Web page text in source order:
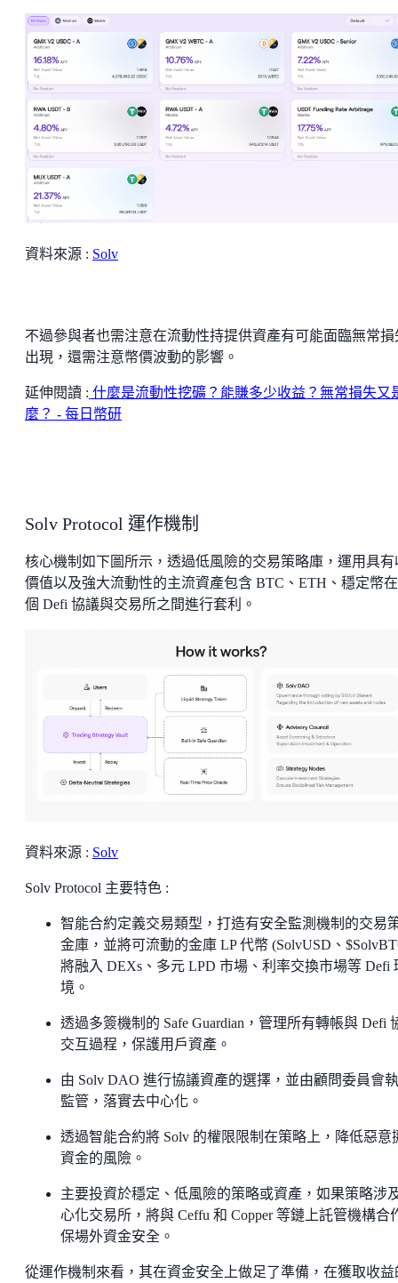
資料來源 : Solv
不過參與者也需注意在流動性持提供資產有可能面臨無常損
出現，還需注意幣價波動的影響。
延伸閱讀 : 什麼是流動性挖礦？能賺多少收益？無常損失又
麼？ - 每日幣研
Solv Protocol 運作機制
核心機制如下圖所示，透過低風險的交易策略庫，運用具有
價值以及強大流動性的主流資產包含 BTC、ETH、穩定幣
個 Defi 協議與交易所之間進行套利。
資料來源 : Solv
Solv Protocol 主要特色 :
智能合約定義交易類型，打造有安全監測機制的交易
金庫，並將可流動的金庫 LP 代幣 (SolvUSD、
將融入 DEXs、多元 LPD 市場、利率交換市場等 Defi
境。
透過多簽機制的 Safe Guardian，管理所有轉帳與 Defi
交互過程，保護用戶資產。
由 Solv DAO 進行協議資產的選擇，並由顧問委員會
監管，落實去中心化。
透過智能合約將 Solv 的權限限制在策略上，降低惡意
資金的風險。
主要投資於穩定、低風險的策略或資產，如果策略涉
心化交易所，將與 Ceffu 和 Copper 等鏈上託管機構合
保場外資金安全。
從運作機制來看，其在資金安全上做足了準備，在獲取收益